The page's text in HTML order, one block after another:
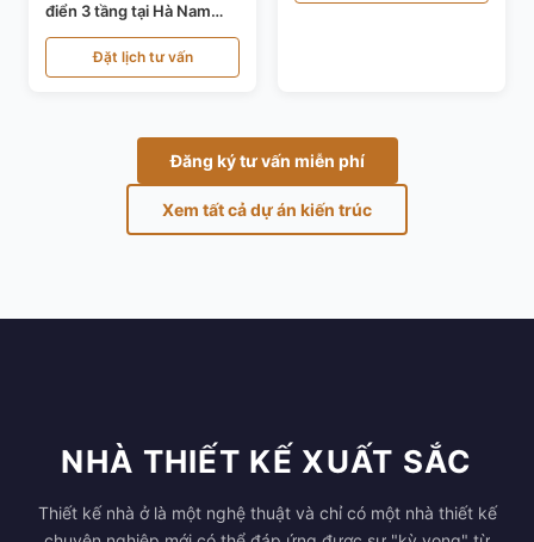
điển 3 tầng tại Hà Nam
KT24821
Đặt lịch tư vấn
Đăng ký tư vấn miễn phí
Xem tất cả dự án kiến trúc
NHÀ THIẾT KẾ XUẤT SẮC
Thiết kế nhà ở là một nghệ thuật và chỉ có một nhà thiết kế